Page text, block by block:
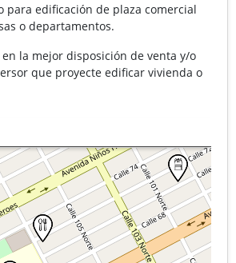
para edificación de plaza comercial
o departamentos.
la mejor disposición de venta y/o
que proyecte edificar vivienda o